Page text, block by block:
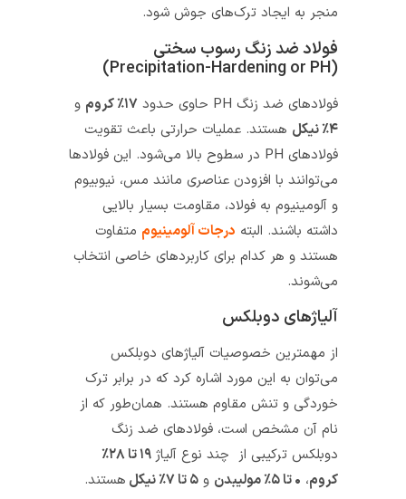
منجر به ایجاد ترک‌های جوش شود.
فولاد ضد زنگ رسوب سختی
فولادهای ضد زنگ PH حاوی حدود ۱۷٪ کروم
و
هستند. عملیات حرارتی باعث تقویت
فولادهای PH در سطوح بالا می‌شود. این فولادها
می‌توانند با افزودن عناصری مانند مس، نیوبیوم
و آلومینیوم به فولاد، مقاومت بسیار بالایی
داشته باشند. البتهدرجات آلومینیوممتفاوت
هستند و هر کدام برای کاربردهای خاصی انتخاب
آلیاژهای دوبلکس
از مهمترین خصوصیات آلیاژهای دوبلکس
می‌توان به این مورد اشاره کرد که در برابر ترک
خوردگی و تنش مقاوم هستند. همان‌طور که از
نام آن مشخص است، فولادهای ضد زنگ
دوبلکس ترکیبی از چند نوع آلیاژ
۱۹ تا ۲۸٪
و۵ تا ۷٪ نیکل هستند.